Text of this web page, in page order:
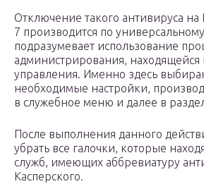
Отключение такого антивируса на
7 производится по
подразумевает использование
администрирования, находящейся
управления. Именно здесь
необходимые настройки,
в служебное меню и далее в
После выполнения данного
убрать все галочки, которые
служб, имеющих аббревиатуру
Касперского.